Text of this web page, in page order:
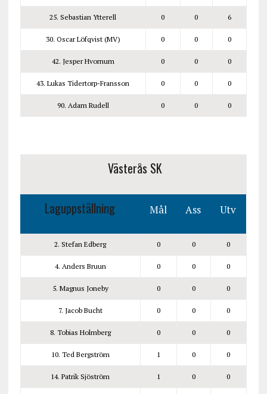
25. Sebastian Ytterell 0 0 6
30. Oscar Löfqvist (MV) 0 0 0
42. Jesper Hvornum 0 0 0
43. Lukas Tidertorp-Fransson 0 0 0
90. Adam Rudell 0 0 0
Västerås SK
Laguppställning Mål Ass Utv
2. Stefan Edberg 0 0 0
4. Anders Bruun 0 0 0
5. Magnus Joneby 0 0 0
7. Jacob Bucht 0 0 0
8. Tobias Holmberg 0 0 0
10. Ted Bergström 1 0 0
14. Patrik Sjöström 1 0 0